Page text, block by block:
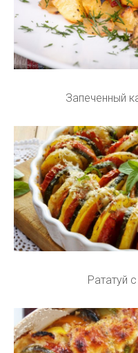
Запеченный
Рататуй